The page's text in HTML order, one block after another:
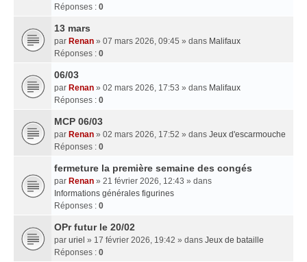
Réponses : 0
13 mars
par Renan » 07 mars 2026, 09:45 » dans Malifaux
Réponses : 0
06/03
par Renan » 02 mars 2026, 17:53 » dans Malifaux
Réponses : 0
MCP 06/03
par Renan » 02 mars 2026, 17:52 » dans Jeux d'escarmouche
Réponses : 0
fermeture la première semaine des congés
par Renan » 21 février 2026, 12:43 » dans
Informations générales figurines
Réponses : 0
OPr futur le 20/02
par uriel » 17 février 2026, 19:42 » dans Jeux de bataille
Réponses : 0